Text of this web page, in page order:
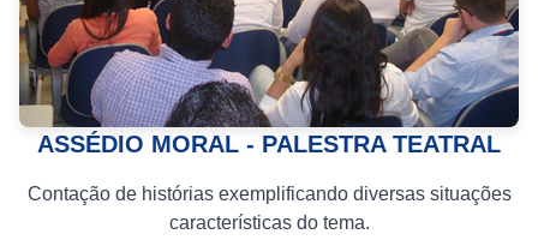
ASSÉDIO MORAL - PALESTRA TEATRAL
Contação de histórias exemplificando diversas situações
características do tema.